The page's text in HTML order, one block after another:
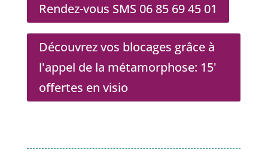
Rendez-vous SMS 06 85 69 45 01
Découvrez vos blocages grâce à
l'appel de la métamorphose: 15'
offertes en visio